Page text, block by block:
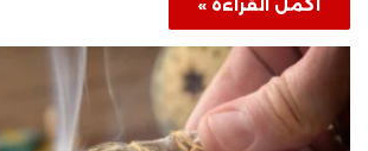
أكمل القراءة »